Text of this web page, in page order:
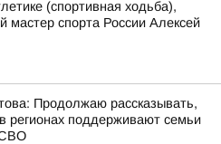
(спортивная ходьба),
мастер спорта России Алексей
Продолжаю рассказывать,
в регионах поддерживают семьи
СВО